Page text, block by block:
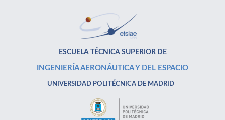
ESCUELA TÉCNICA SUPERIOR DE
INGENIERÍA AERONÁUTICA Y DEL ESPACIO
UNIVERSIDAD POLITÉCNICA DE MADRID